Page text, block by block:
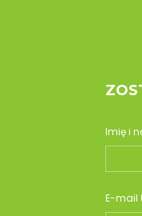
Imię i
E-mail